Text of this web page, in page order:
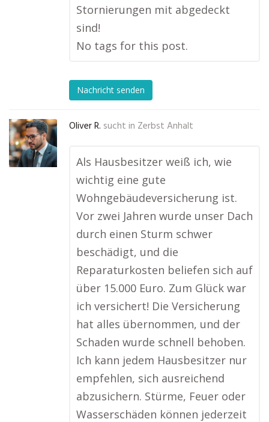
Stornierungen mit abgedeckt
sind!
No tags for this post.
Nachricht senden
Oliver R. sucht in Zerbst Anhalt
Als Hausbesitzer weiß ich, wie
wichtig eine gute
Wohngebäudeversicherung ist.
Vor zwei Jahren wurde unser Dach
durch einen Sturm schwer
beschädigt, und die
Reparaturkosten beliefen sich auf
über 15.000 Euro. Zum Glück war
ich versichert! Die Versicherung
hat alles übernommen, und der
Schaden wurde schnell behoben.
Ich kann jedem Hausbesitzer nur
empfehlen, sich ausreichend
abzusichern. Stürme, Feuer oder
Wasserschäden können jederzeit